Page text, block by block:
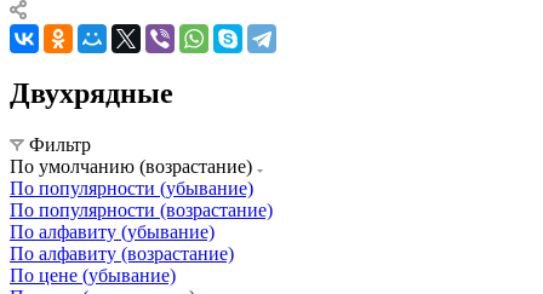
Двухрядные
Фильтр
По умолчанию (возрастание)
По популярности (убывание)
По популярности (возрастание)
По алфавиту (убывание)
По алфавиту (возрастание)
По цене (убывание)